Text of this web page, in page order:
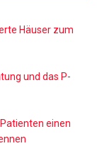
Häuser zum
und das P-
einen